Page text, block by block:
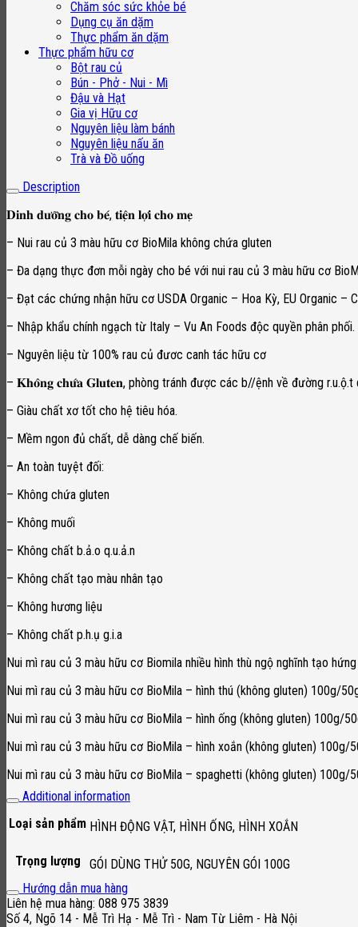
Chăm sóc sức khỏe bé
Dụng cụ ăn dặm
Thực phẩm ăn dặm
Thực phẩm hữu cơ
Bột rau củ
Bún - Phở - Nui - Mì
Đậu và Hạt
Gia vị Hữu cơ
Nguyên liệu làm bánh
Nguyên liệu nấu ăn
Trà và Đồ uống
Description
𝐃𝐢𝐧𝐡 𝐝𝐮̛𝐨̛̃𝐧𝐠 𝐜𝐡𝐨 𝐛𝐞́, 𝐭𝐢𝐞̣̂𝐧 𝐥𝐨̛̣𝐢 𝐜𝐡𝐨 𝐦𝐞̣
– Nui rau củ 3 màu hữu cơ BioMila không chứa gluten
– Đa dạng thực đơn mỗi ngày cho bé với nui rau củ 3 màu hữu cơ
– Đạt các chứng nhận hữu cơ USDA Organic – Hoa Kỳ, EU Organic –
– Nhập khẩu chính ngạch từ Italy – Vu An Foods độc quyền phân phối.
– Nguyên liệu từ 100% rau củ đươc canh tác hữu cơ
– 𝐊𝐡𝐨̂𝐧𝐠 𝐜𝐡𝐮̛́𝐚 𝐆𝐥𝐮𝐭𝐞𝐧, phòng tránh được các b//ệnh về đường r.u.ộ.t
– Giàu chất xơ tốt cho hệ tiêu hóa.
– Mềm ngon đủ chất, dễ dàng chế biến.
– An toàn tuyệt đối:
– Không chứa gluten
– Không muối
– Không chất b.ả.o q.u.ả.n
– Không chất tạo màu nhân tạo
– Không hương liệu
– Không chất p.h.ụ g.i.a
Nui mì rau củ 3 màu hữu cơ Biomila nhiều hình thù ngộ nghĩnh tạo
Nui mì rau củ 3 màu hữu cơ BioMila – hình thú (không gluten) 100g/
Nui mì rau củ 3 màu hữu cơ BioMila – hình ống (không gluten) 100g/
Nui mì rau củ 3 màu hữu cơ BioMila – hình xoắn (không gluten) 100g/
Nui mì rau củ 3 màu hữu cơ BioMila – spaghetti (không gluten) 100g/
Additional information
Loại sản phẩm HÌNH ĐỘNG VẬT, HÌNH ỐNG, HÌNH XOẮN
Trọng lượng
GÓI DÙNG THỬ 50G, NGUYÊN GÓI 100G
Hướng dẫn mua hàng
Liên hệ mua hàng: 088 975 3839
Số 4, Ngõ 14 - Mễ Trì Hạ - Mễ Trì - Nam Từ Liêm - Hà Nội